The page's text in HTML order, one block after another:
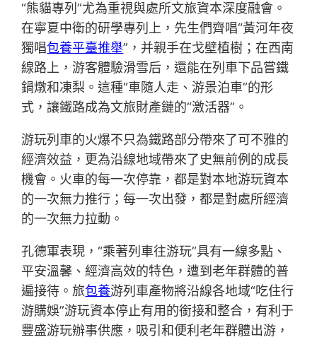
“熊貓專列”尤為重視與處所文旅資本深度融會。
在寧夏中衛的研學專列上，先生們齊唱“黃河年夜
獨唱包養平臺推舉”，并親手在戈壁植樹；在西南
線路上，游客體驗滑雪后，還能在列車下品嘗鐵
鍋燉和凍梨。這種“車隨人走、游景泊車”的形
式，讓鐵路成為文旅財產鏈的“激活器”。
游玩列車的火爆不只為鐵路部分帶來了可不雅的
經濟效益，更為沿線地域帶來了史無前例的成長
機會。火車的每一次停靠，都是對本地游玩資本
的一次無力推行；每一次出發，都是對處所經濟
的一次無力拉動。
孔德軍表現，“乘著列車往游玩”具有一線多點、
平安溫馨、經濟高效的特色，遭到老年群體的普
遍接待。旅包養游列車產物將沿線各地域“吃住行
游購娛”游玩資本停止有用的銜接和整合，有利于
豐盛游玩辦事供應，吸引和便利老年群體出游，